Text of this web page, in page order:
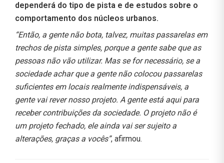
dependerá do tipo de pista e de estudos sobre o
comportamento dos núcleos urbanos.
“Então, a gente não bota, talvez, muitas passarelas em
trechos de pista simples, porque a gente sabe que as
pessoas não vão utilizar. Mas se for necessário, se a
sociedade achar que a gente não colocou passarelas
suficientes em locais realmente indispensáveis, a
gente vai rever nosso projeto. A gente está aqui para
receber contribuições da sociedade. O projeto não é
um projeto fechado, ele ainda vai ser sujeito a
alterações, graças a vocês”, afirmou.